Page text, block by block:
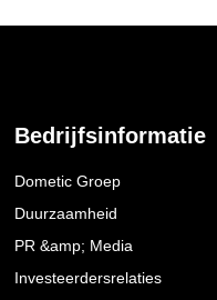
Bedrijfsinformatie
Dometic Groep
Duurzaamheid
PR &amp; Media
Investeerdersrelaties